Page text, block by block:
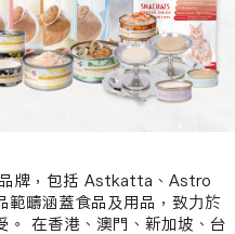
牌，包括 Astkatta 、 Astro
範疇涵蓋食品及用品，致力於
。 在香港、澳門、新加坡、台